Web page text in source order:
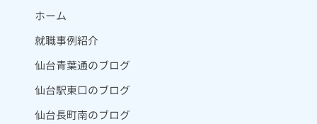
ホーム
就職事例紹介
仙台青葉通のブログ
仙台駅東口のブログ
仙台長町南のブログ